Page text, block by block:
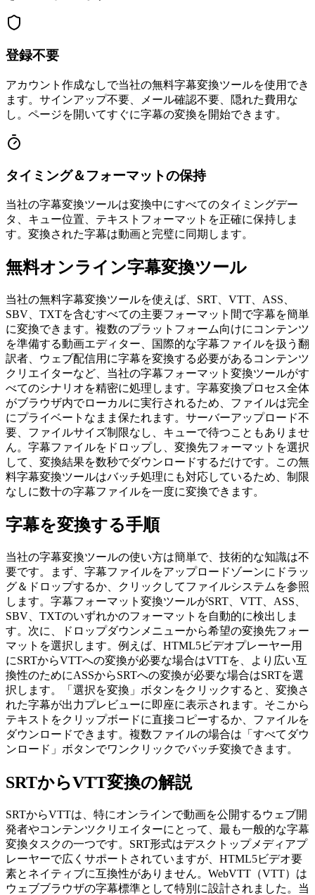
登録不要
アカウント作成なしで当社の無料字幕変換ツールを使用でき
ます。サインアップ不要、メール確認不要、隠れた費用な
し。ページを開いてすぐに字幕の変換を開始できます。
タイミング＆フォーマットの保持
当社の字幕変換ツールは変換中にすべてのタイミングデー
タ、キュー位置、テキストフォーマットを正確に保持しま
す。変換された字幕は動画と完璧に同期します。
無料オンライン字幕変換ツール
当社の無料字幕変換ツールを使えば、SRT、VTT、ASS、
SBV、TXTを含むすべての主要フォーマット間で字幕を簡単
に変換できます。複数のプラットフォーム向けにコンテンツ
を準備する動画エディター、国際的な字幕ファイルを扱う翻
訳者、ウェブ配信用に字幕を変換する必要があるコンテンツ
クリエイターなど、当社の字幕フォーマット変換ツールがす
べてのシナリオを精密に処理します。字幕変換プロセス全体
がブラウザ内でローカルに実行されるため、ファイルは完全
にプライベートなまま保たれます。サーバーアップロード不
要、ファイルサイズ制限なし、キューで待つこともありませ
ん。字幕ファイルをドロップし、変換先フォーマットを選択
して、変換結果を数秒でダウンロードするだけです。この無
料字幕変換ツールはバッチ処理にも対応しているため、制限
なしに数十の字幕ファイルを一度に変換できます。
字幕を変換する手順
当社の字幕変換ツールの使い方は簡単で、技術的な知識は不
要です。まず、字幕ファイルをアップロードゾーンにドラッ
グ＆ドロップするか、クリックしてファイルシステムを参照
します。字幕フォーマット変換ツールがSRT、VTT、ASS、
SBV、TXTのいずれかのフォーマットを自動的に検出しま
す。次に、ドロップダウンメニューから希望の変換先フォー
マットを選択します。例えば、HTML5ビデオプレーヤー用
にSRTからVTTへの変換が必要な場合はVTTを、より広い互
換性のためにASSからSRTへの変換が必要な場合はSRTを選
択します。「選択を変換」ボタンをクリックすると、変換さ
れた字幕が出力プレビューに即座に表示されます。そこから
テキストをクリップボードに直接コピーするか、ファイルを
ダウンロードできます。複数ファイルの場合は「すべてダウ
ンロード」ボタンでワンクリックでバッチ変換できます。
SRTからVTT変換の解説
SRTからVTTは、特にオンラインで動画を公開するウェブ開
発者やコンテンツクリエイターにとって、最も一般的な字幕
変換タスクの一つです。SRT形式はデスクトップメディアプ
レーヤーで広くサポートされていますが、HTML5ビデオ要
素とネイティブに互換性がありません。WebVTT（VTT）は
ウェブブラウザの字幕標準として特別に設計されました。当